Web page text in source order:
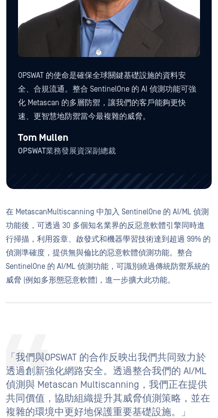
OPSWAT 的使命是確保全球關鍵基礎設施的資料安
全、合規流通。整合 SentinelOne 的 AI 偵測功能可強
化 Metascan 的多層防禦，讓我們的客戶能夠更快
速、更智慧地防禦當今最複雜的威脅。
Tom Mullen
OPSWAT業務發展資深副總裁
在 MetascanMultiscanning 中加入 SentinelOne 的 AI/ML 偵測
功能後，可透過 30 多個知名業界的反惡意軟體引擎同時進
行掃描，利用簽章、啟發式和機器學習技術達到超過 99% 的
偵測準確度，提供無與倫比的惡意軟體偵測功能。整合
SentinelOne 的 AI/ML 偵測功能，可識別繞過傳統防禦系統的
威脅 (例如多形態惡意軟體)，進一步擴大此功能。
「我們與OPSWAT 的合作反映出我們共同致力於
透過創新強化網路安全。透過整合我們的 AI/ML
偵測與 Metascan Multiscanning，我們正在提供
共同價值，協助組織提升其威脅偵測策略，並在
複雜的環境中更好地保護重要基礎設施。」